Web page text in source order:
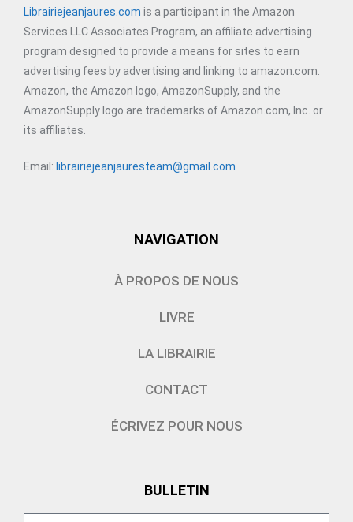
Librairiejeanjaures.com is a participant in the Amazon
Services LLC Associates Program, an affiliate advertising
program designed to provide a means for sites to earn
advertising fees by advertising and linking to amazon.com.
Amazon, the Amazon logo, AmazonSupply, and the
AmazonSupply logo are trademarks of Amazon.com, Inc. or
its affiliates.
Email: librairiejeanjauresteam@gmail.com
NAVIGATION
À PROPOS DE NOUS
LIVRE
LA LIBRAIRIE
CONTACT
ÉCRIVEZ POUR NOUS
BULLETIN